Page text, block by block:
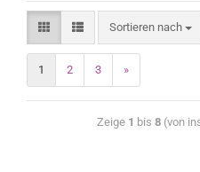
Sortieren nach
1 2 3 »
Zeige 1 bis 8 (von